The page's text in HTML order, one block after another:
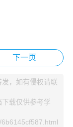
下一页
，如有侵权请联
下载仅供参考学